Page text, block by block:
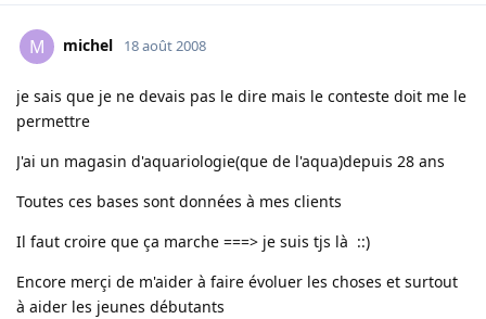
M michel 18 août 2008
je sais que je ne devais pas le dire mais le conteste doit me le
permettre
J'ai un magasin d'aquariologie(que de l'aqua)depuis 28 ans
Toutes ces bases sont données à mes clients
Il faut croire que ça marche ===> je suis tjs là ::)
Encore merçi de m'aider à faire évoluer les choses et surtout
à aider les jeunes débutants